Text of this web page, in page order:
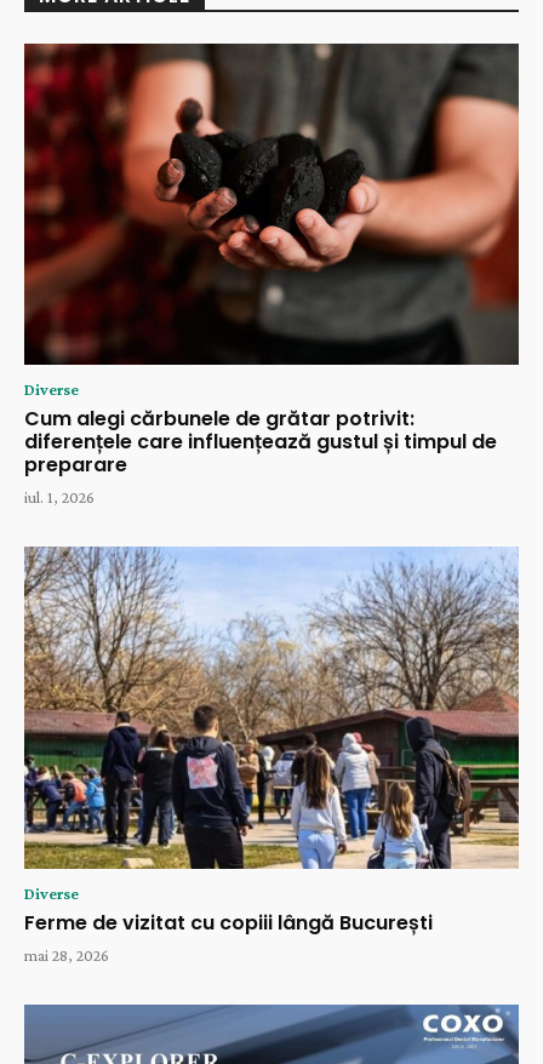
Diverse
Cum alegi cărbunele de grătar potrivit:
diferențele care influențează gustul și timpul de
preparare
iul. 1, 2026
Diverse
Ferme de vizitat cu copiii lângă București
mai 28, 2026